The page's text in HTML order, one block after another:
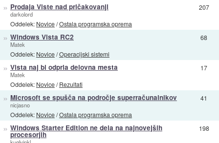
» Prodaja Viste nad pričakovanji
darkolord
Oddelek: Novice/Ostala programska oprema
207
» Windows Vista RC2
Matek
Oddelek: Novice/Operacijski sistemi
68
» Vista naj bi odprla delovna mesta
Matek
Oddelek: Novice/Rezultati
17
» Microsoft se spušča na področje superračunalnikov
nicjasno
Oddelek: Novice/Ostala programska oprema
41
» Windows Starter Edition ne dela na najnovejših
procesorjih
198